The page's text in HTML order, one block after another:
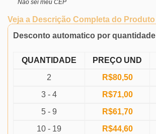
Não sei meu CEP
Veja a Descrição Completa do Produto
Desconto automatico por quantidade
QUANTIDADE PREÇO UND
2
R$80,50
3 - 4
R$71,00
5 - 9
R$61,70
10 - 19
R$44,60